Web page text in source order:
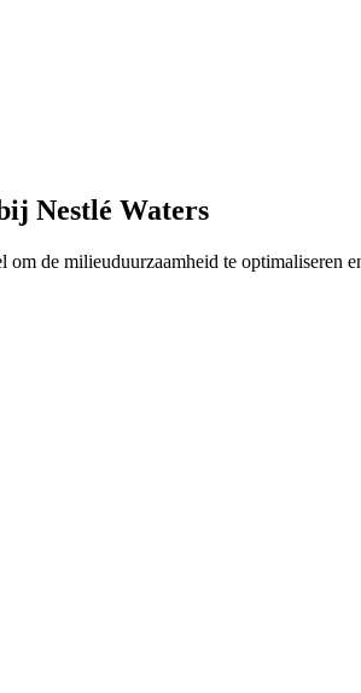
Nestlé Waters
de milieuduurzaamheid te optimaliseren